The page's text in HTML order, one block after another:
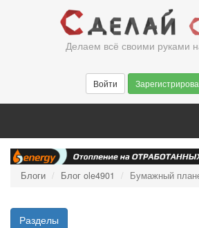
Делаем всё своими руками
Войти
Блоги Блог ole4901 Бумажный
Разделы